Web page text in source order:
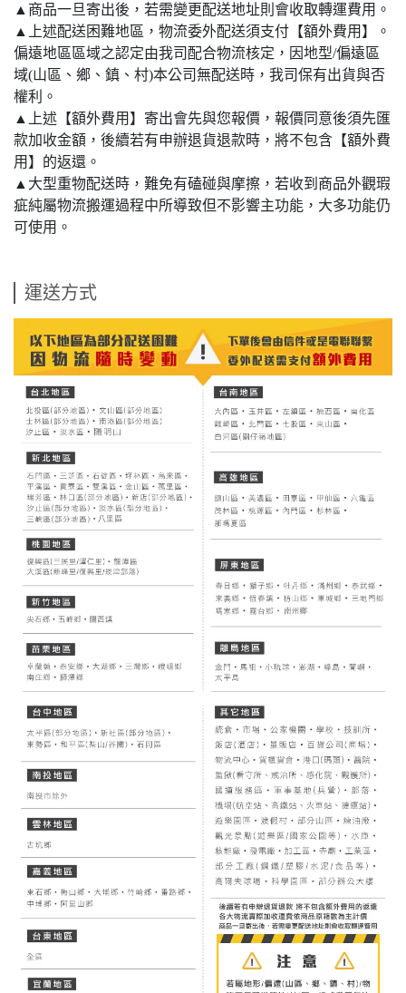
▲商品一旦寄出後，若需變更配送地址則會收取轉運費用。
▲上述配送困難地區，物流委外配送須支付【額外費用】。
偏遠地區區域之認定由我司配合物流核定，因地型/偏遠區
域(山區、鄉、鎮、村)本公司無配送時，我司保有出貨與否
權利。
▲上述【額外費用】寄出會先與您報價，報價同意後須先匯
款加收金額，後續若有申辦退貨退款時，將不包含【額外費
用】的返還。
▲大型重物配送時，難免有磕碰與摩擦，若收到商品外觀瑕
疵純屬物流搬運過程中所導致但不影響主功能，大多功能仍
可使用。
運送方式